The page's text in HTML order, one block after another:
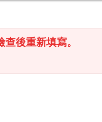
後重新填寫。